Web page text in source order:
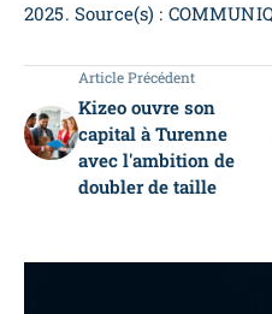
2025. Source(s) :
Article Précédent
Kizeo ouvre son
capital à Turenne
avec l'ambition de
doubler de taille